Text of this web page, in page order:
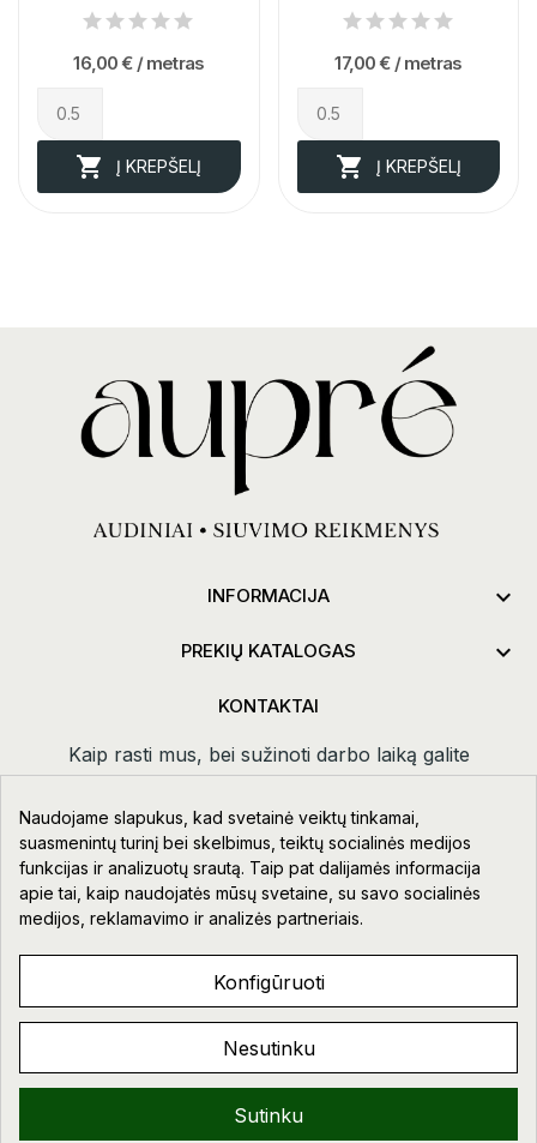
16,00 € / metras
 Į KREPŠELĮ
17,00 € / metras
 Į KREPŠELĮ
INFORMACIJA 
PREKIŲ KATALOGAS 
KONTAKTAI
Kaip rasti mus, bei sužinoti darbo laiką galite
paspauduskontaktai.
Taikos pr. 111-109, Klaipėda
+370 678 02418
info@aupre.lt
Facebook
AUPRE.LT © 2023 - 2026. VISOS TEISĖS SAUGOMOS.
Naudojame slapukus, kad svetainė veiktų tinkamai,
suasmenintų turinį bei skelbimus, teiktų socialinės medijos
funkcijas ir analizuotų srautą. Taip pat dalijamės informacija
apie tai, kaip naudojatės mūsų svetaine, su savo socialinės
medijos, reklamavimo ir analizės partneriais.
Konfigūruoti
Nesutinku
Sutinku